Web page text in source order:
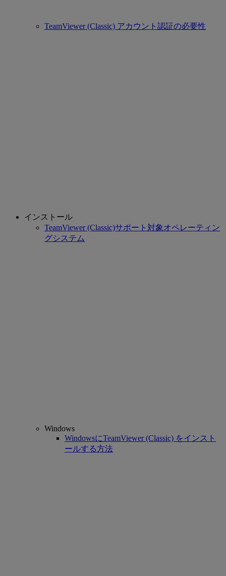
TeamViewer (Classic) アカウント認証の必要性
インストール
TeamViewer (Classic)サポート対象オペレーティン
グシステム
Windows
WindowsにTeamViewer (Classic) をインスト
ールする方法